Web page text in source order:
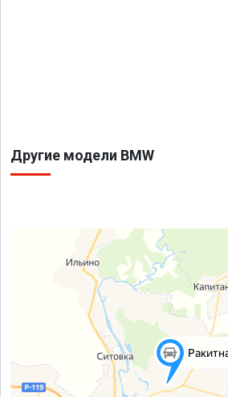
Другие модели BMW